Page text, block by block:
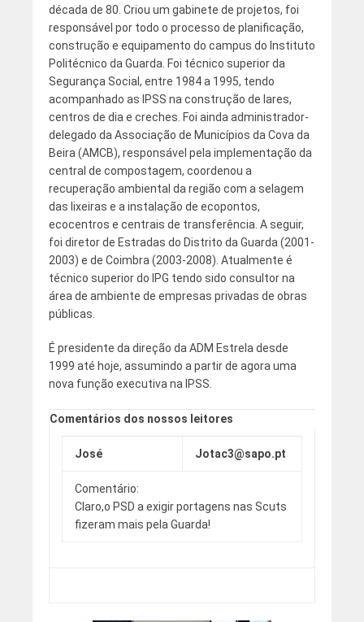
década de 80. Criou um gabinete de projetos, foi
responsável por todo o processo de planificação,
construção e equipamento do campus do Instituto
Politécnico da Guarda. Foi técnico superior da
Segurança Social, entre 1984 a 1995, tendo
acompanhado as IPSS na construção de lares,
centros de dia e creches. Foi ainda administrador-
delegado da Associação de Municípios da Cova da
Beira (AMCB), responsável pela implementação da
central de compostagem, coordenou a
recuperação ambiental da região com a selagem
das lixeiras e a instalação de ecopontos,
ecocentros e centrais de transferência. A seguir,
foi diretor de Estradas do Distrito da Guarda (2001-
2003) e de Coimbra (2003-2008). Atualmente é
técnico superior do IPG tendo sido consultor na
área de ambiente de empresas privadas de obras
públicas.
É presidente da direção da ADM Estrela desde
1999 até hoje, assumindo a partir de agora uma
nova função executiva na IPSS.
Comentários dos nossos leitores
José Jotac3@sapo.pt
Comentário:
Claro,o PSD a exigir portagens nas Scuts
fizeram mais pela Guarda!